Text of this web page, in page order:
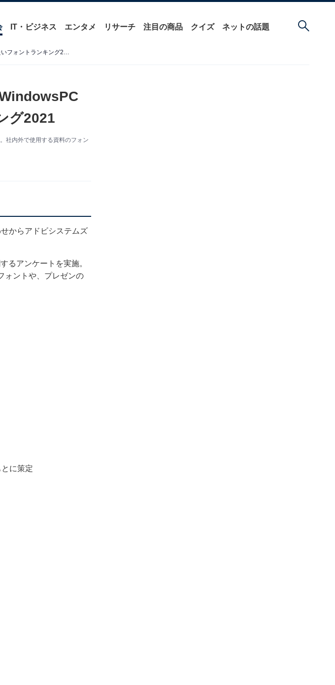
IT・ビジネス エンタメ リサーチ 注目の商品 クイズ ネットの話題
【新社会人必見】100名の社会人に聞いた、WindowsPCユーザーにおすすめしたいフォントランキング2021
グ2021
社内外で使用する資料のフォン
からアドビシステムズ
るアンケートを実施。
ォントや、プレゼンの
に策定